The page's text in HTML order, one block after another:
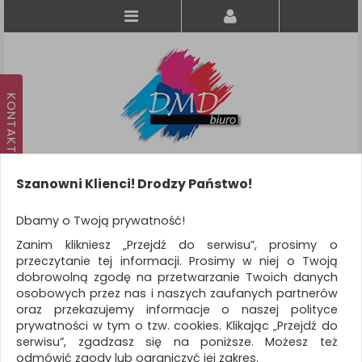
KATEGORIE
WSZYSTKIE KATEGORIE
FILTRY
Więcej
Szanowni Klienci! Drodzy Państwo!
Dbamy o Twoją prywatność!
Zanim klikniesz „Przejdź do serwisu”, prosimy o
przeczytanie tej informacji. Prosimy w niej o Twoją
dobrowolną zgodę na przetwarzanie Twoich danych
osobowych przez nas i naszych zaufanych partnerów
oraz przekazujemy informacje o naszej polityce
prywatności w tym o tzw. cookies. Klikając „Przejdź do
serwisu”, zgadzasz się na poniższe. Możesz też
odmówić zgody lub ograniczyć jej zakres.